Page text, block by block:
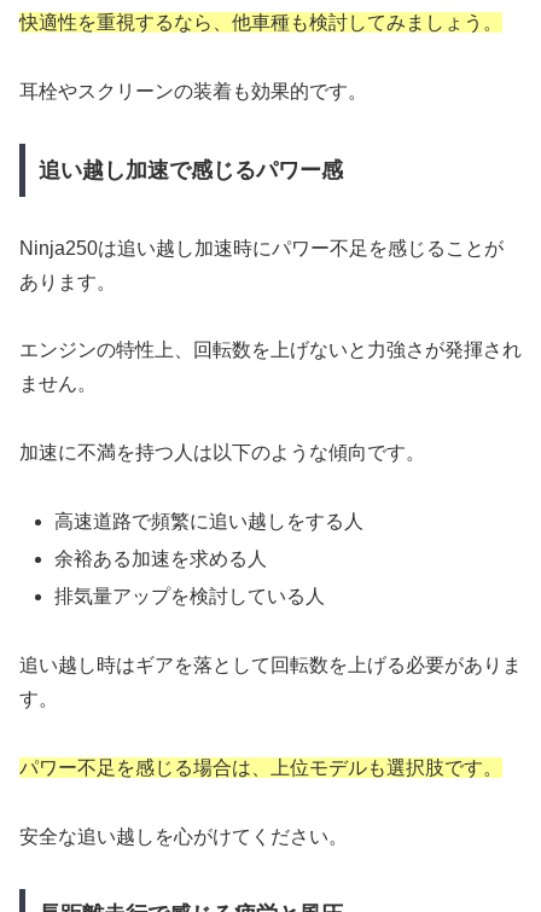
快適性を重視するなら、他車種も検討してみましょう。
耳栓やスクリーンの装着も効果的です。
追い越し加速で感じるパワー感
Ninja250は追い越し加速時にパワー不足を感じることが
あります。
エンジンの特性上、回転数を上げないと力強さが発揮され
ません。
加速に不満を持つ人は以下のような傾向です。
高速道路で頻繁に追い越しをする人
余裕ある加速を求める人
排気量アップを検討している人
追い越し時はギアを落として回転数を上げる必要がありま
す。
パワー不足を感じる場合は、上位モデルも選択肢です。
安全な追い越しを心がけてください。